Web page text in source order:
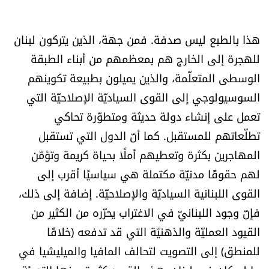
Digital solutions by
هذا بالطبع ليس صدفة. فمن جهة، الذين يتركون لبنان
للهجرة إلى الخارج هم بمعظمهم من أبناء الطبقة
الوسطى المتعلّمة، والذين يميلون بطبيعة تكوينهم
السوسيولوجي إلى القوى السياديّة الإصلاحيّة التي
تعمل على إنشاء دولة حديثة ومتطوّرة تحاكي
تطلّعاتهم للمستقبل. كما أنّ الدول التي تستقبل
المهاجرين بكثرة وتعطيهم أملًا بحياة كريمة وتؤمّن
لهم حقوقًا مدنيّة مكتملة هي سياسيًا أقرب إلى
القوى اللبنانية السياديّة والإصلاحيّة. إضافة إلى ذلك،
فإنّ وجود اللبنانيّ في الاغتراب يحرّره من الكثير من
القيود العمليّة والذهنيّة التي قد تدفعه (خلافًا
للمنطق) إلى التصويت لتحالف المافيا والميليشيا في